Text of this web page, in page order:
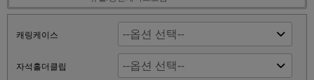
캐링케이스
자석홀더클립